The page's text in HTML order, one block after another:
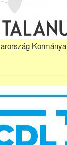
Kormánya